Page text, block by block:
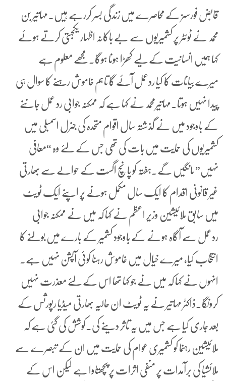
قابض فورسز کے محاصرے میں زندگی بسر کررہے ہیں۔مہاتیر بن
محمد نے ٹوئٹر پر کشمیریوں سے بے باکانہ اظہار یکجہتی کرتے ہوئے
کہا ہمیں انسانیت کے لیے کھڑا ہونا ہوگا۔مجھے معلوم ہے
میرے بیانات کا کیا ردعمل آئے گا تاہم خاموش رہنے کا سوال ہی
پیدا نہیں ہوتا۔مہاتیرمحمد نے کہا ہے کہ ممکنہ جوابی رد عمل جاننے
کے باوجود میں نے گذشتہ سال اقوام متحدہ کی جنرل اسمبلی میں
کشمیریوں کی حمایت میں بات کی تھی جس کے لئے وہ “معافی
نہیں” مانگیں گے۔ہفتہ کو پانچ اگست کے حوالے سے بھارتی
غیر قانونی اقدام کا ایک سال مکمل ہونے پر اپنے ایک ٹویٹ
میں سابق ملائیشین وزیر اعظم نے کہا کہ میں نے ممکنہ جوابی
ردعمل سے آگاہ ہونے کے باوجود کشمیر کے بارے میں بولنے کا
انتخاب کیا، میرے خیال میں خاموش رہنا کوئی آپشن نہیں ہے۔
انہوں نے کہا کہ میں نے جو کہا تھا اس کے لئے معذرت نہیں
کرونگا۔ڈاکٹر مہاتیر نے یہ ٹویٹ ان حالیہ بھارتی میڈیا رپورثس کے
بعد جاری کیا ہے جس میں یہ تاثر دینے کی۔کوشش کی گئی ہے کہ
ملائیشین رہنما کو کشمیری عوام کی حمایت میں ان کے تبصرے سے
ملائشیا کی برآمدات پر منفی اثرات پر پچھتاوا ہے لیکن اس کے